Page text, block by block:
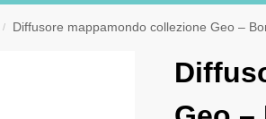
/ Diffusore mappamondo collezione Geo –